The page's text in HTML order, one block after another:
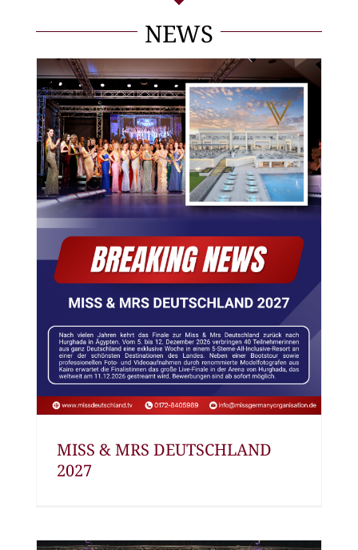
NEWS
MISS & MRS DEUTSCHLAND
2027